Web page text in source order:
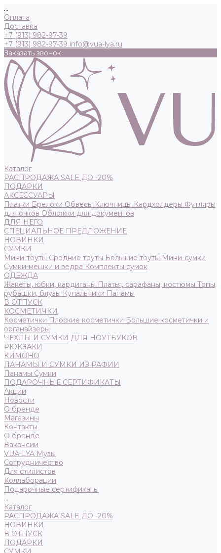
...
Оплата
Доставка
+7 (913) 982-97-39
+7 (913) 982-97-39 info@vua-lya.ru
Заказать звонок
Каталог
РАСПРОДАЖА SALE ДО -20%
ПОДАРКИ
АКСЕССУАРЫ
Платки Брелоки Обвесы Ключницы Кардхолдеры Футляры
для очков Обложки для документов
ДЛЯ НЕГО
СПЕЦИАЛЬНОЕ ПРЕДЛОЖЕНИЕ
НОВИНКИ
СУМКИ
Мини-тоуты Средние тоуты Большие тоуты Мини-сумки
Сумки-мешки и ведра Комплекты сумок
ОДЕЖДА
Жакеты, юбки, кардиганы Платья, сарафаны, костюмы Топы,
рубашки, блузы Купальники Панамы
В ОТПУСК
КОСМЕТИЧКИ
Косметички Плоские косметички Большие косметички и
органайзеры
ЧЕХЛЫ И СУМКИ ДЛЯ НОУТБУКОВ
РЮКЗАКИ
КИМОНО
ПАНАМЫ И СУМКИ ИЗ РАФИИ
Панамы Сумки
ПОДАРОЧНЫЕ СЕРТИФИКАТЫ
Акции
Новости
О бренде
Магазины
Контакты
О бренде
Вакансии
VUA-LYA Музы
Сотрудничество
Для стилистов
Коллаборации
Подарочные сертификаты
...
Каталог
РАСПРОДАЖА SALE ДО -20%
НОВИНКИ
В ОТПУСК
ПОДАРКИ